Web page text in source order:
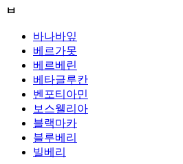
ㅂ
바나바잎
베르가못
베르베린
베타글루칸
벤포티아민
보스웰리아
블랙마카
블루베리
빌베리